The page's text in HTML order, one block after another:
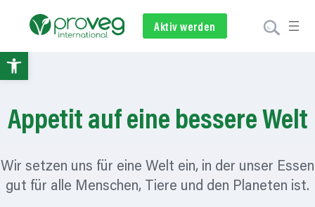
springen
Aktiv werden
Newsletter
Spenden
Appetit auf eine bessere Welt
Wir setzen uns für eine Welt ein, in der unser Essen
gut für alle Menschen, Tiere und den Planeten ist.
Open